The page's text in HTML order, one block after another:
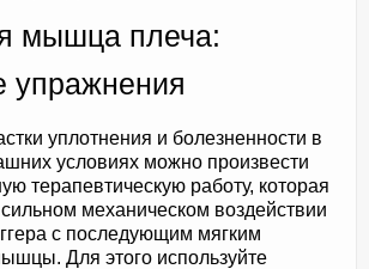
мышца плеча:
упражнения
уплотнения и болезненности в
условиях можно произвести
терапевтическую работу, которая
механическом воздействии
с последующим мягким
Для этого используйте